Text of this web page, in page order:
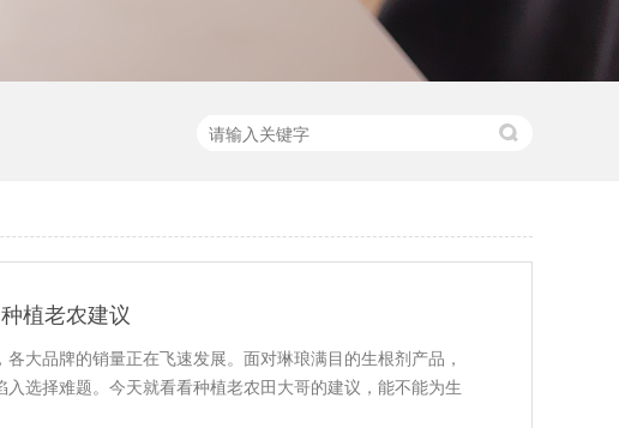
植老农建议
大品牌的销量正在飞速发展。面对琳琅满目的生根剂产品，
选择难题。今天就看看种植老农田大哥的建议，能不能为生